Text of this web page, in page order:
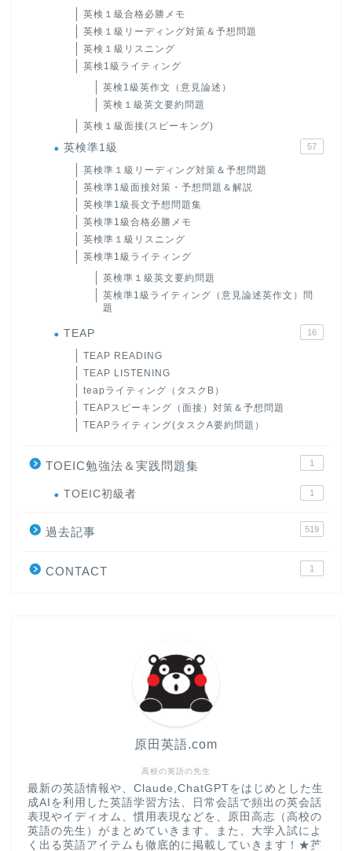
英検１級合格必勝メモ
英検１級リーディング対策＆予想問題
英検１級リスニング
英検1級ライティング
英検1級英作文（意見論述）
英検１級英文要約問題
英検１級面接(スピーキング)
英検準1級 57
英検準１級リーディング対策＆予想問題
英検準1級面接対策・予想問題＆解説
英検準1級長文予想問題集
英検準1級合格必勝メモ
英検準１級リスニング
英検準1級ライティング
英検準１級英文要約問題
英検準1級ライティング（意見論述英作文）問
題
TEAP 16
TEAP READING
TEAP LISTENING
teapライティング（タスクB）
TEAPスピーキング（面接）対策＆予想問題
TEAPライティング(タスクA要約問題）
TOEIC勉強法＆実践問題集 1
TOEIC初級者 1
過去記事 519
CONTACT 1
高校の英語の先生
原田英語.com
最新の英語情報や、Claude,ChatGPTをはじめとした生
成AIを利用した英語学習方法、日常会話で頻出の英会話
表現やイディオム、慣用表現などを、原田高志（高校の
英語の先生）がまとめていきます。また、大学入試によ
く出る英語アイテムも徹底的に掲載していきます！★英
大学入試英語対策講座
英語名言・格言・カッコい
い英語＆素敵な英文フレー
CONTACT